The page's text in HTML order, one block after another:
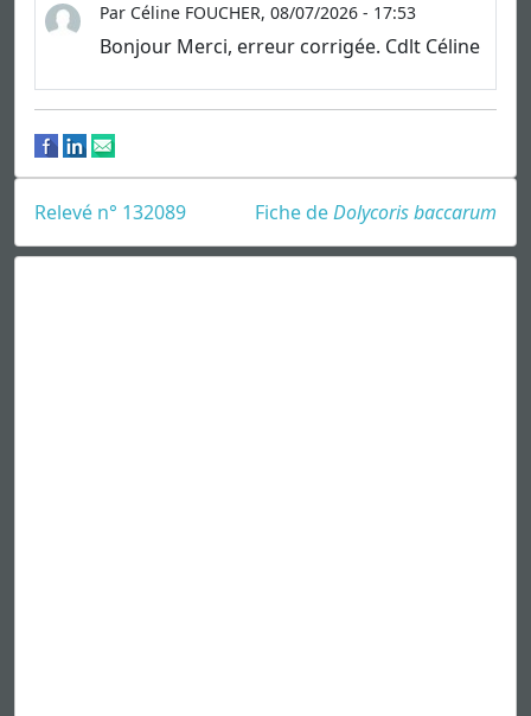
Par Céline FOUCHER, 08/07/2026 - 17:53
Bonjour Merci, erreur corrigée. Cdlt Céline
Fiche deDolycoris baccarum
Relevé n° 132089